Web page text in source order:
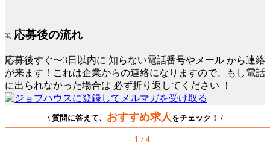
応募後の流れ
応募後すぐ〜3日以内に 知らない電話番号やメール から連絡
が来ます！これは企業からの連絡になりますので、もし電話
に出られなかった場合は 必ず折り返してください ！
\ 質問に答えて、 おすすめ求人 をチェック！ /
1 / 4